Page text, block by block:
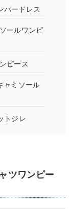
パードレス
ールワンピ
ピース
ャミソール
トジレ
ツワンピー